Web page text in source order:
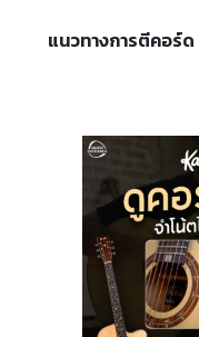
แนวทางการตีคอร์ด